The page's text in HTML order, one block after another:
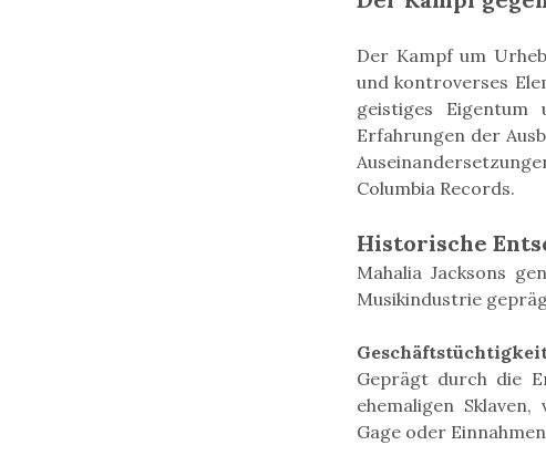
Der Kampf um
und kontroverses
geistiges
Erfahrungen der
Columbia Records.
Historische
Mahalia Jacksons
Musikindustrie
Geprägt durch die
ehemaligen
Gage oder